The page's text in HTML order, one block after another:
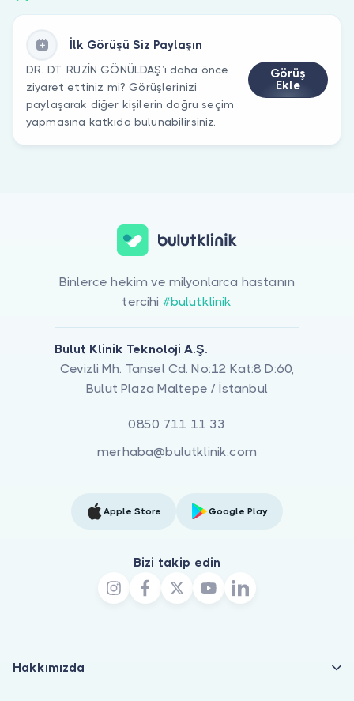
İlk Görüşü Siz Paylaşın
DR. DT. RUZİN GÖNÜLDAŞ’ı daha önce
ziyaret ettiniz mi? Görüşlerinizi
paylaşarak diğer kişilerin doğru seçim
yapmasına katkıda bulunabilirsiniz.
Görüş
Ekle
Binlerce hekim ve milyonlarca hastanın
tercihi #bulutklinik
Bulut Klinik Teknoloji A.Ş.
Cevizli Mh. Tansel Cd. No:12 Kat:8 D:60,
Bulut Plaza Maltepe / İstanbul
0850 711 11 33
merhaba@bulutklinik.com
Apple Store Google Play
Bizi takip edin
Hakkımızda